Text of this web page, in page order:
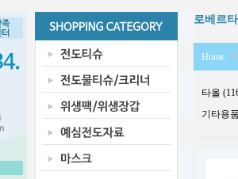
로베르
Home
타올
기타용